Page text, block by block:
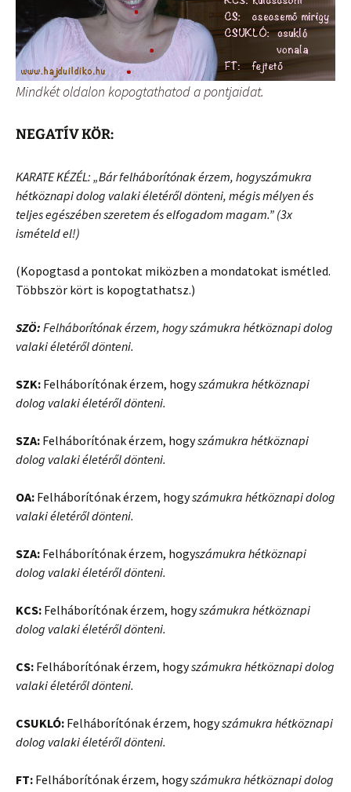
Mindkét oldalon kopogtathatod a pontjaidat.
NEGATÍV KÖR:
KARATE KÉZÉL: „Bár felháborítónak érzem, hogyszámukra
hétköznapi dolog valaki életéről dönteni, mégis mélyen és
teljes egészében szeretem és elfogadom magam.” (3x
ismételd el!)
(Kopogtasd a pontokat miközben a mondatokat ismétled.
Többször kört is kopogtathatsz.)
SZÖ: Felháborítónak érzem, hogyszámukra hétköznapi dolog
valaki életéről dönteni.
SZK: Felháborítónak érzem, hogyszámukra hétköznapi
dolog valaki életéről dönteni.
SZA: Felháborítónak érzem, hogyszámukra hétköznapi
dolog valaki életéről dönteni.
OA: Felháborítónak érzem, hogyszámukra hétköznapi dolog
valaki életéről dönteni.
SZA: Felháborítónak érzem, hogyszámukra hétköznapi
dolog valaki életéről dönteni.
KCS: Felháborítónak érzem, hogyszámukra hétköznapi
dolog valaki életéről dönteni.
CS: Felháborítónak érzem, hogyszámukra hétköznapi dolog
valaki életéről dönteni.
CSUKLÓ: Felháborítónak érzem, hogyszámukra hétköznapi
dolog valaki életéről dönteni.
FT: Felháborítónak érzem, hogyszámukra hétköznapi dolog